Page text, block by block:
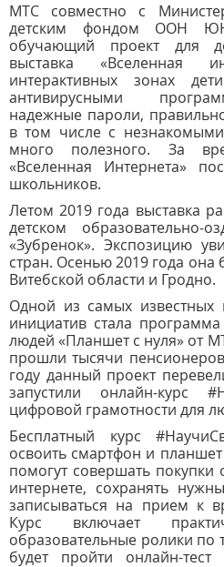
МТС совместно с
детским фондом ООН
обучающий проект для
выставка «Вселенная
интерактивных зонах
антивирусными
надежные пароли,
в том числе с
много полезного. За
«Вселенная Интернета»
школьников.
Летом 2019 года выставка
детском образовательно-
«Зубренок». Экспозицию
стран. Осенью 2019 года она
Витебской области и Гродно.
Одной из самых известных
инициатив стала
людей «Планшет с нуля» от
прошли тысячи
году данный проект
запустили онлайн-курс
цифровой грамотности для
Бесплатный курс
освоить смартфон и
помогут совершать покупки
интернете, сохранять
записываться на прием к
Курс включает
образовательные ролики
будет пройти онлайн-